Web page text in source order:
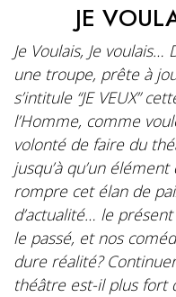
JE
Je Voulais, Je
une troupe, prête à
s’intitule “JE VEUX”
l’Homme, comme
volonté de faire du
jusqu’à qu’un
rompre cet élan de
d’actualité… le
le passé, et nos
dure réalité?
théâtre est-il plus fort